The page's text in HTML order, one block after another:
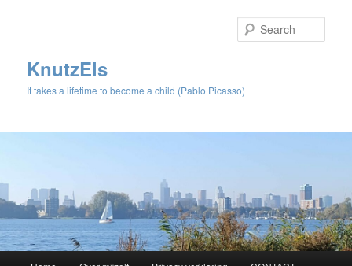
KnutzEls
It takes a lifetime to become a child (Pablo Picasso)